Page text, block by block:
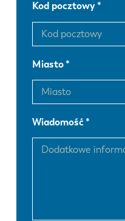
Kod pocztowy
Miasto
Wiadomość